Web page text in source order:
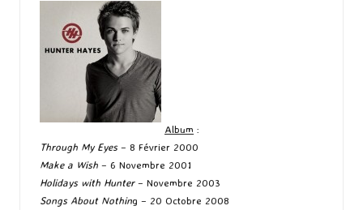
Album :
Through My Eyes– 8 Février 2000
Make a Wish – 6 Novembre 2001
Holidays with Hunter– Novembre 2003
Songs About Nothing – 20 Octobre 2008